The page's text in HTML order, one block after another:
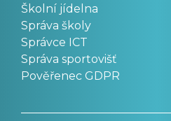
Školní jídelna
Správa školy
Správce ICT
Správa sportovišť
Pověřenec GDPR